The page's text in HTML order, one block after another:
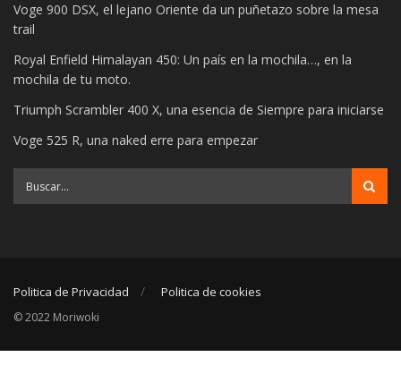
Voge 900 DSX, el lejano Oriente da un puñetazo sobre la mesa
trail
Royal Enfield Himalayan 450: Un país en la mochila…, en la
mochila de tu moto.
Triumph Scrambler 400 X, una esencia de Siempre para iniciarse
Voge 525 R, una naked erre para empezar
Politica de Privacidad Politica de cookies
© 2022 Moriwoki